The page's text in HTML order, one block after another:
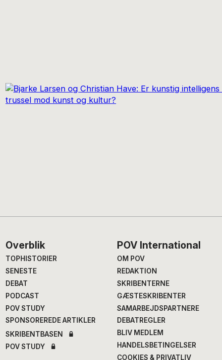
Footer
Overblik
TOPHISTORIER
SENESTE
DEBAT
PODCAST
POV STUDY
SPONSOREREDE ARTIKLER
SKRIBENTBASEN
POV STUDY
POV International
OM POV
REDAKTION
SKRIBENTERNE
GÆSTESKRIBENTER
SAMARBEJDSPARTNERE
DEBATREGLER
BLIV MEDLEM
HANDELSBETINGELSER
COOKIES & PRIVATLIV